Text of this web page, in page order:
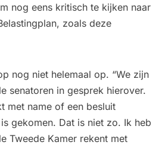
nog eens kritisch te kijken naar
zoals deze
nog niet helemaal op. “We zijn
senatoren in gesprek hierover.
met name of een besluit
gekomen. Dat is niet zo. Ik heb
Tweede Kamer rekent met